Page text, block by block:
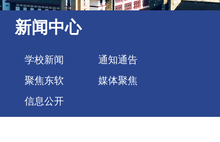
新闻中心
学校新闻
通知通告
聚焦东软
媒体聚焦
信息公开